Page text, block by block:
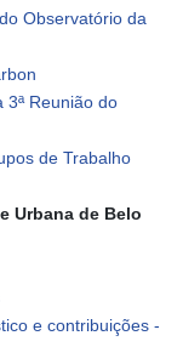
Observatório da
3ª Reunião do
de Trabalho
Urbana de Belo
e contribuições -